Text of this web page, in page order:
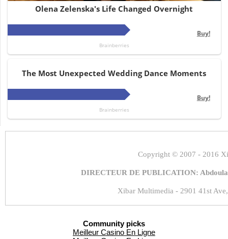
Copyright © 2007 - 2016
DIRECTEUR DE PUBLICATION:
Xibar Multimedia - 2901 41st
Community picks
Meilleur Casino En Ligne